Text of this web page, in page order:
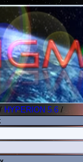
/ HYPERION 5.6 /